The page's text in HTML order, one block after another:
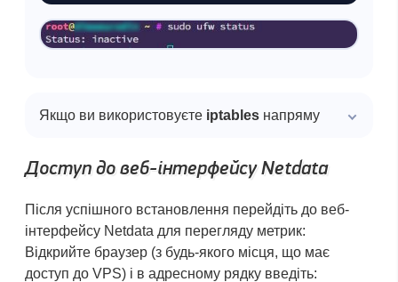
Якщо ви використовуєте iptables напряму
Доступ до веб-інтерфейсу Netdata
Після успішного встановлення перейдіть до веб-
інтерфейсу Netdata для перегляду метрик:
Відкрийте браузер (з будь-якого місця, що має
доступ до VPS) і в адресному рядку введіть: